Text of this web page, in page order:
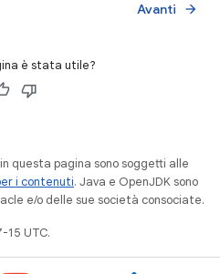
Avanti arrow_forward
è stata utile?
questa pagina sono soggetti alle
i contenuti. Java e OpenJDK sono
e/o delle sue società consociate.
UTC.